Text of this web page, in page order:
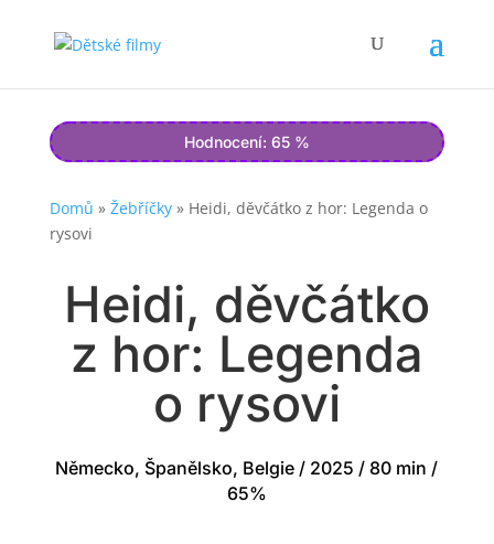
Hodnocení: 65 %
Domů » Žebříčky» Heidi, děvčátko z hor: Legenda o
rysovi
Heidi, děvčátko
z hor: Legenda
o rysovi
Německo, Španělsko, Belgie / 2025 / 80 min /
65%